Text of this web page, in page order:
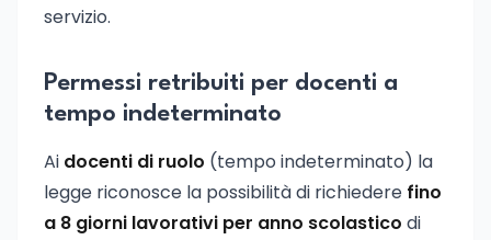
servizio.
Permessi retribuiti per docenti a
tempo indeterminato
Ai docenti di ruolo (tempo indeterminato) la
legge riconosce la possibilità di richiedere fino
a 8 giorni lavorativi per anno scolastico di